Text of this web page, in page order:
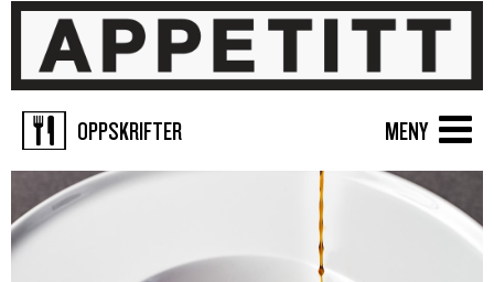
OPPSKRIFTER MENY